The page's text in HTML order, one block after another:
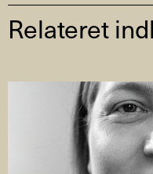
Relateret